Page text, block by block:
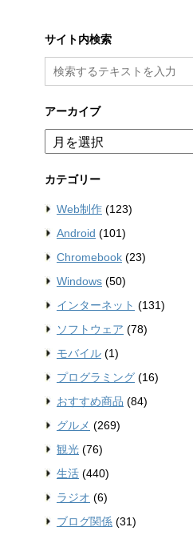
サイト内検索
アーカイブ
ア
ー
イ
ブ
カテゴリー
Web制作 (123)
Android (101)
Chromebook (23)
Windows (50)
インターネット (131)
ソフトウェア (78)
モバイル (1)
プログラミング (16)
おすすめ商品 (84)
グルメ (269)
観光 (76)
生活 (440)
ラジオ (6)
ブログ関係 (31)